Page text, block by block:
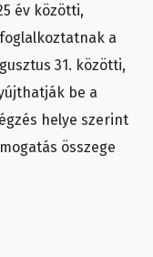
év közötti,
a
31. közötti,
be a
helye szerint
összege